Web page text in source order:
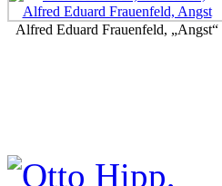
Alfred Eduard Frauenfeld, „Angst“